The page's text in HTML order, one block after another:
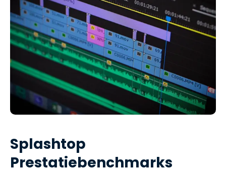
Splashtop
Prestatiebenchmarks